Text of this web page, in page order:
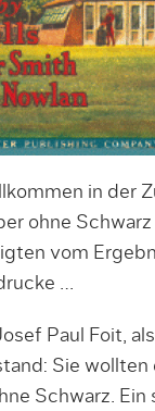
in der
ohne
vom
…
Paul Foit,
Sie
Schwarz.